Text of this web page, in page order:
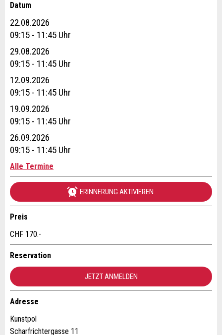
Anzeige beanstanden
Ihr Feedback wird sehr geschätzt!
Allgemeines Feedback
Anzeige nicht mehr gültig
Anzeige unvollständig
* Eingabe erforderlich
Zur Qualitätssicherung wird eine Kopie der E-Mail an
guidle übermittelt.
Anzeige weiterempfehlen
Empfehlen Sie diese Anzeige an Freunde weiter.
* Eingabe erforderlich
ANZEIGE WEITEREMPFEHLEN
Reservation
Veranstaltungsdatum *:
Anzahl der Teilnehmer *:
Firma / Organisation:
E-Mail *:
Datum
22.08.2026
09:15 - 11:45 Uhr
29.08.2026
09:15 - 11:45 Uhr
12.09.2026
09:15 - 11:45 Uhr
19.09.2026
09:15 - 11:45 Uhr
26.09.2026
09:15 - 11:45 Uhr
Alle Termine
03.10.2026
09:15 - 11:45 Uhr
ERINNERUNG AKTIVIEREN
Preis
CHF 170.-
Reservation
JETZT ANMELDEN
Adresse
Kunstpol
Scharfrichtergasse 11